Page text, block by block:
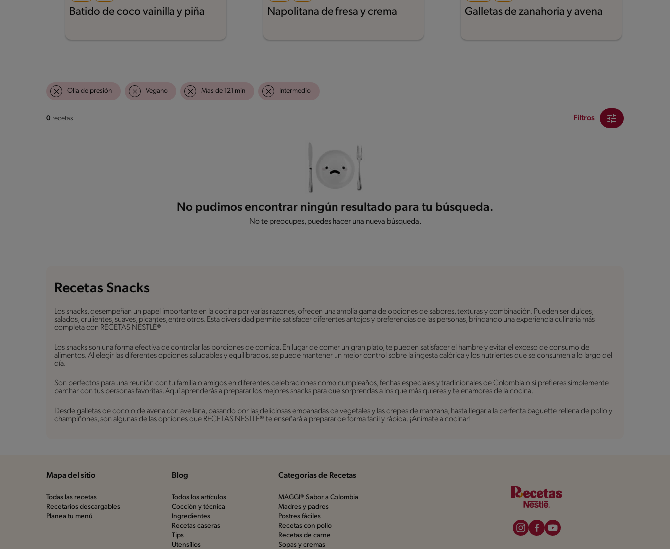
Batido de coco vainilla y piña Napolitana de fresa y crema Galletas de zanahoria y avena
Olla de presión Vegano Mas de 121 min Intermedio
0 recetas Filtros
No pudimos encontrar ningún resultado para tu búsqueda.
No te preocupes, puedes hacer una nueva búsqueda.
Recetas Snacks
Los snacks, desempeñan un papel importante en la cocina por varias razones, ofrecen una amplia gama de opciones de sabores, texturas y combinación. Pueden ser dulces,
salados, crujientes, suaves, picantes, entre otros. Esta diversidad permite satisfacer diferentes antojos y preferencias de las personas, brindando una experiencia culinaria más
completa con RECETAS NESTLÉ®
Los snacks son una forma efectiva de controlar las porciones de comida. En lugar de comer un gran plato, te pueden satisfacer el hambre y evitar el exceso de consumo de
alimentos. Al elegir las diferentes opciones saludables y equilibrados, se puede mantener un mejor control sobre la ingesta calórica y los nutrientes que se consumen a lo largo del
día.
Son perfectos para una reunión con tu familia o amigos en diferentes celebraciones como cumpleaños, fechas especiales y tradicionales de Colombia o si prefieres simplemente
parchar con tus personas favoritas. Aquí aprenderás a preparar los mejores snacks para que sorprendas a los que más quieres y te enamores de la cocina.
Desde galletas de coco o de avena con avellana, pasando por las deliciosas empanadas de vegetales y las crepes de manzana, hasta llegar a la perfecta baguette rellena de pollo y
champiñones, son algunas de las opciones que RECETAS NESTLÉ® te enseñará a preparar de forma fácil y rápida. ¡Anímate a cocinar!
Mapa del sitio
Todas las recetas
Recetarios descargables
Planea tu menú
Blog
Todos los artículos
Cocción y técnica
Ingredientes
Recetas caseras
Tips
Utensílios
Categorias de Recetas
MAGGI® Sabor a Colombia
Madres y padres
Postres fáciles
Recetas con pollo
Recetas de carne
Sopas y cremas